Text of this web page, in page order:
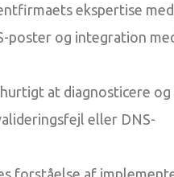
ekspertise
poster og integration
at diagnosticere og
eller DNS-
forståelse af